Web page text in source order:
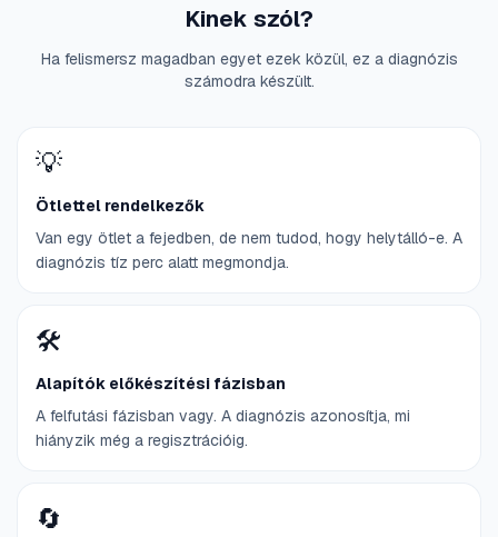
Kinek szól?
Ha felismersz magadban egyet ezek közül, ez a diagnózis
számodra készült.
💡
Ötlettel rendelkezők
Van egy ötlet a fejedben, de nem tudod, hogy helytálló-e. A
diagnózis tíz perc alatt megmondja.
🛠️
Alapítók előkészítési fázisban
A felfutási fázisban vagy. A diagnózis azonosítja, mi
hiányzik még a regisztrációig.
🔄